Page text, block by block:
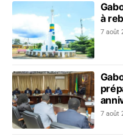
à
7 août
7 août